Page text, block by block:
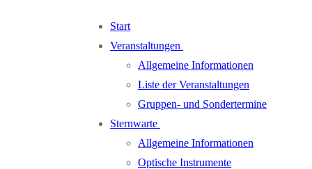
Start
Veranstaltungen
Allgemeine Informationen
Liste der Veranstaltungen
Gruppen- und Sondertermine
Sternwarte
Allgemeine Informationen
Optische Instrumente